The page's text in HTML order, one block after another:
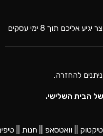
: אנו מתחייבים שהמוצר יגיע אליכם תוך 8 ימי עסקים
להחזרה.
טיקטוק וואטסאפ חנות